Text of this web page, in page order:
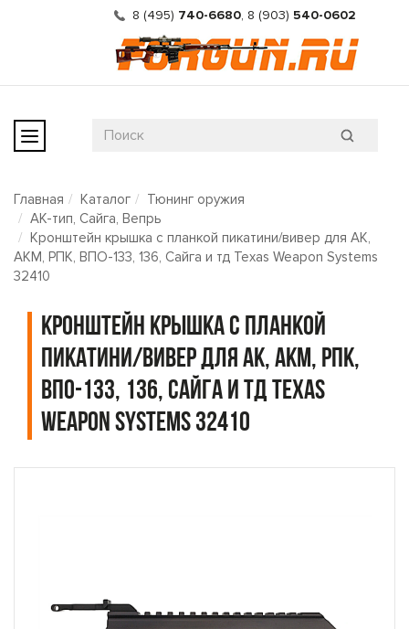
8 (495) 740-6680, 8 (903) 540-0602
Главная Каталог
Тюнинг оружия
АК-тип, Сайга, Вепрь
Кронштейн крышка с планкой пикатини/вивер для АК,
АКМ, РПК, ВПО-133, 136, Сайга и тд Texas Weapon Systems
32410
Кронштейн крышка с планкой
пикатини/вивер для АК, АКМ, РПК,
ВПО-133, 136, Сайга и тд Texas
Weapon Systems 32410